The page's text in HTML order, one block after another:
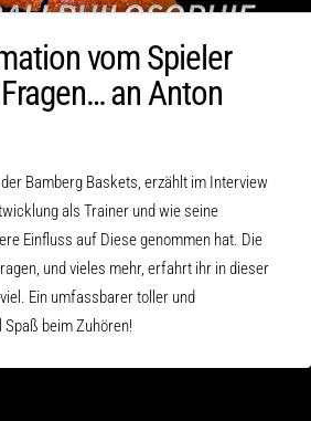
vom Spieler
an Anton
Bamberg Baskets, erzählt im Interview
als Trainer und wie seine
Einfluss auf Diese genommen hat. Die
und vieles mehr, erfahrt ihr in dieser
Ein umfassbarer toller und
beim Zuhören!